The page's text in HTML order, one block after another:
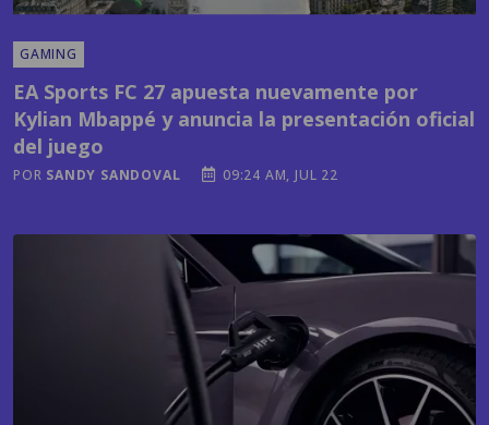
Kylian Mbappé y anuncia la presentación oficial
del juego
PORSANDY SANDOVAL 09:24 AM, JUL 22